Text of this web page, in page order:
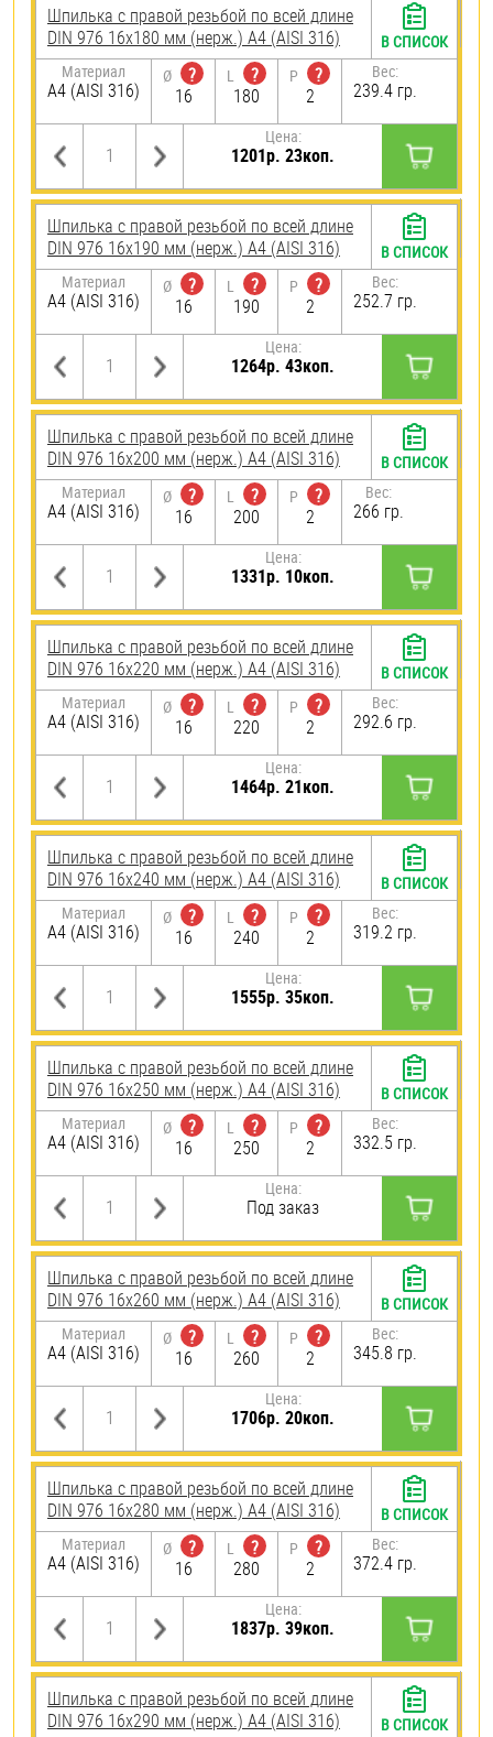
Шпилька с правой резьбой по всей длине
DIN 976 16х180 мм (нерж.) A4 (AISI 316)
Материал
A4 (AISI 316)
Ø
?
16
L
?
180
P
?
2
Вес:
239.4 гр.
Цена:
1201р. 23коп.
В СПИСОК
Шпилька с правой резьбой по всей длине
DIN 976 16х190 мм (нерж.) A4 (AISI 316)
Материал
A4 (AISI 316)
Ø
?
16
L
?
190
P
?
2
Вес:
252.7 гр.
Цена:
1264р. 43коп.
В СПИСОК
Шпилька с правой резьбой по всей длине
DIN 976 16х200 мм (нерж.) A4 (AISI 316)
Материал
A4 (AISI 316)
Ø
?
16
L
?
200
P
?
2
Вес:
266 гр.
Цена:
1331р. 10коп.
В СПИСОК
Шпилька с правой резьбой по всей длине
DIN 976 16х220 мм (нерж.) A4 (AISI 316)
Материал
A4 (AISI 316)
Ø
?
16
L
?
220
P
?
2
Вес:
292.6 гр.
Цена:
1464р. 21коп.
В СПИСОК
Шпилька с правой резьбой по всей длине
DIN 976 16х240 мм (нерж.) A4 (AISI 316)
Материал
A4 (AISI 316)
Ø
?
16
L
?
240
P
?
2
Вес:
319.2 гр.
Цена:
1555р. 35коп.
В СПИСОК
Шпилька с правой резьбой по всей длине
DIN 976 16х250 мм (нерж.) A4 (AISI 316)
Материал
A4 (AISI 316)
Ø
?
16
L
?
250
P
?
2
Вес:
332.5 гр.
Цена:
Под заказ
В СПИСОК
Шпилька с правой резьбой по всей длине
DIN 976 16х260 мм (нерж.) A4 (AISI 316)
Материал
A4 (AISI 316)
Ø
?
16
L
?
260
P
?
2
Вес:
345.8 гр.
Цена:
1706р. 20коп.
В СПИСОК
Шпилька с правой резьбой по всей длине
DIN 976 16х280 мм (нерж.) A4 (AISI 316)
Материал
A4 (AISI 316)
Ø
?
16
L
?
280
P
?
2
Вес:
372.4 гр.
Цена:
1837р. 39коп.
В СПИСОК
Шпилька с правой резьбой по всей длине
DIN 976 16х290 мм (нерж.) A4 (AISI 316)
В СПИСОК